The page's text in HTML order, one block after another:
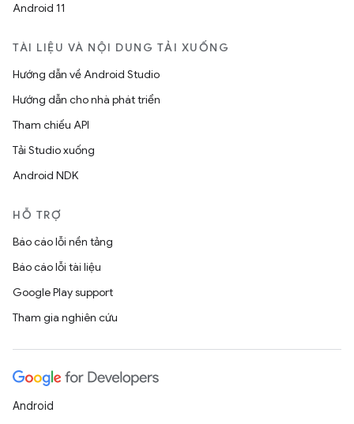
Android 11
TÀI LIỆU VÀ NỘI DUNG TẢI XUỐNG
Hướng dẫn về Android Studio
Hướng dẫn cho nhà phát triển
Tham chiếu API
Tải Studio xuống
Android NDK
HỖ TRỢ
Báo cáo lỗi nền tảng
Báo cáo lỗi tài liệu
Google Play support
Tham gia nghiên cứu
Android